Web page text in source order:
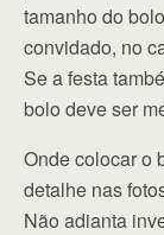
tamanho do
convidado, no
Se a festa
bolo deve ser
Onde colocar o
detalhe nas
Não adianta